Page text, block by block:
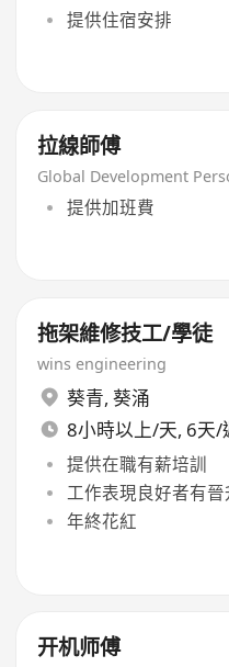
提供住宿安排
拉線師傅
Global Development
提供加班費
拖架維修技工/學徒
wins engineering
葵青, 葵涌
8小時以上/天, 6天/
提供在職有薪培訓
工作表現良好者有晉
年終花紅
开机师傅